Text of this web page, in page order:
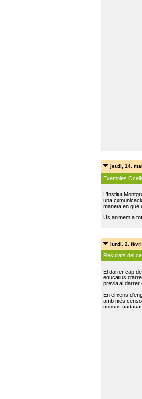
jeudi, 14.
Exemples
L’Institut
una
manera en què
Us animem a
lundi, 2.
Resultats del
El darrer cap
educatius
prèvia al darrer
En el cens
amb més
censos